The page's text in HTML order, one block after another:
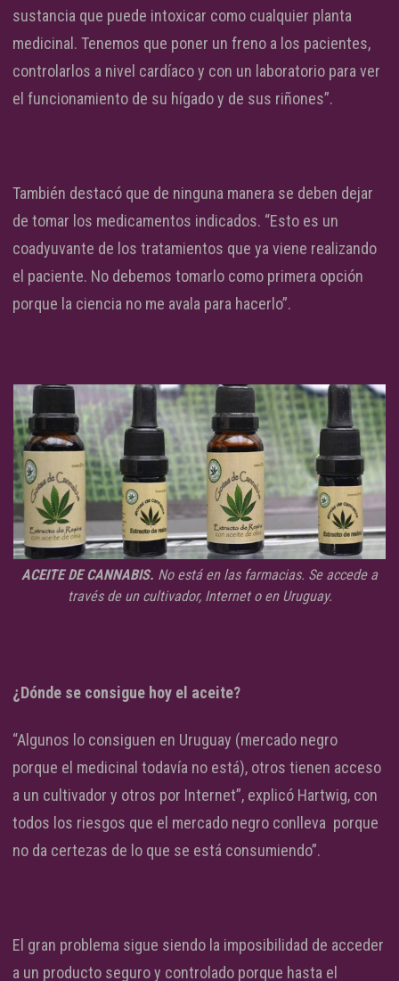
sustancia que puede intoxicar como cualquier planta
medicinal. Tenemos que poner un freno a los pacientes,
controlarlos a nivel cardíaco y con un laboratorio para ver
el funcionamiento de su hígado y de sus riñones”.
También destacó que de ninguna manera se deben dejar
de tomar los medicamentos indicados. “Esto es un
coadyuvante de los tratamientos que ya viene realizando
el paciente. No debemos tomarlo como primera opción
porque la ciencia no me avala para hacerlo”.
ACEITE DE CANNABIS. No está en las farmacias. Se accede a
través de un cultivador, Internet o en Uruguay.
¿Dónde se consigue hoy el aceite?
“Algunos lo consiguen en Uruguay (mercado negro
porque el medicinal todavía no está), otros tienen acceso
a un cultivador y otros por Internet”, explicó Hartwig, con
todos los riesgos que el mercado negro conlleva porque
no da certezas de lo que se está consumiendo”.
El gran problema sigue siendo la imposibilidad de acceder
a un producto seguro y controlado porque hasta el